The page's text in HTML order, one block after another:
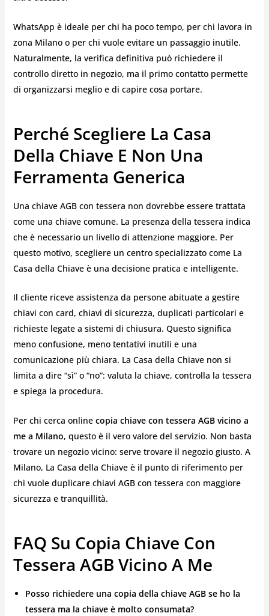
WhatsApp è ideale per chi ha poco tempo, per chi lavora in
zona Milano o per chi vuole evitare un passaggio inutile.
Naturalmente, la verifica definitiva può richiedere il
controllo diretto in negozio, ma il primo contatto permette
di organizzarsi meglio e di capire cosa portare.
Perché Scegliere La Casa
Della Chiave E Non Una
Ferramenta Generica
Una chiave AGB con tessera non dovrebbe essere trattata
come una chiave comune. La presenza della tessera indica
che è necessario un livello di attenzione maggiore. Per
questo motivo, scegliere un centro specializzato come La
Casa della Chiave è una decisione pratica e intelligente.
Il cliente riceve assistenza da persone abituate a gestire
chiavi con card, chiavi di sicurezza, duplicati particolari e
richieste legate a sistemi di chiusura. Questo significa
meno confusione, meno tentativi inutili e una
comunicazione più chiara. La Casa della Chiave non si
limita a dire “sì” o “no”: valuta la chiave, controlla la tessera
e spiega la procedura.
Per chi cerca online copia chiave con tessera AGB vicino a
me a Milano, questo è il vero valore del servizio. Non basta
trovare un negozio vicino: serve trovare il negozio giusto. A
Milano, La Casa della Chiave è il punto di riferimento per
chi vuole duplicare chiavi AGB con tessera con maggiore
sicurezza e tranquillità.
FAQ Su Copia Chiave Con
Tessera AGB Vicino A Me
Posso richiedere una copia della chiave AGB se ho la
tessera ma la chiave è molto consumata?